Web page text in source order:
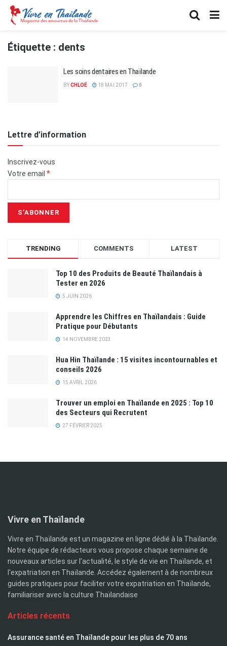
Étiquette : dents
Les soins dentaires en Thaïlande
BYCHLOÉ 18 MAI 2017 0
Lettre d’information
Inscrivez-vous
Votre email *
TRENDING COMMENTS LATEST
Top 10 des Produits de Beauté Thaïlandais à
Tester en 2026
5 JUIN 2026
Apprendre les Chiffres en Thaïlandais : Guide
Pratique pour Débutants
14 NOVEMBRE 2023
Hua Hin Thaïlande : 15 visites incontournables et
conseils 2026
15 AVRIL 2026
Trouver un emploi en Thaïlande en 2025 : Top 10
des Secteurs qui Recrutent
27 FÉVRIER 2025
Vivre en Thaïlande
Vivre en Thaïlande est un magazine en ligne dédié à la Thaïlande.
Notre équipe de rédacteurs vous propose chaque semaine de
nouveaux articles sur l'actualité, le style de vie en Thaïlande, et
l'expatriation en Thaïlande. Accédez également à de nombreux
guides pratiques pour faciliter votre expatriation en Thaïlande,
familiariser avec la culture Thaïlandaise
Articles récents
Assurance santé en Thaïlande pour les plus de 70 ans